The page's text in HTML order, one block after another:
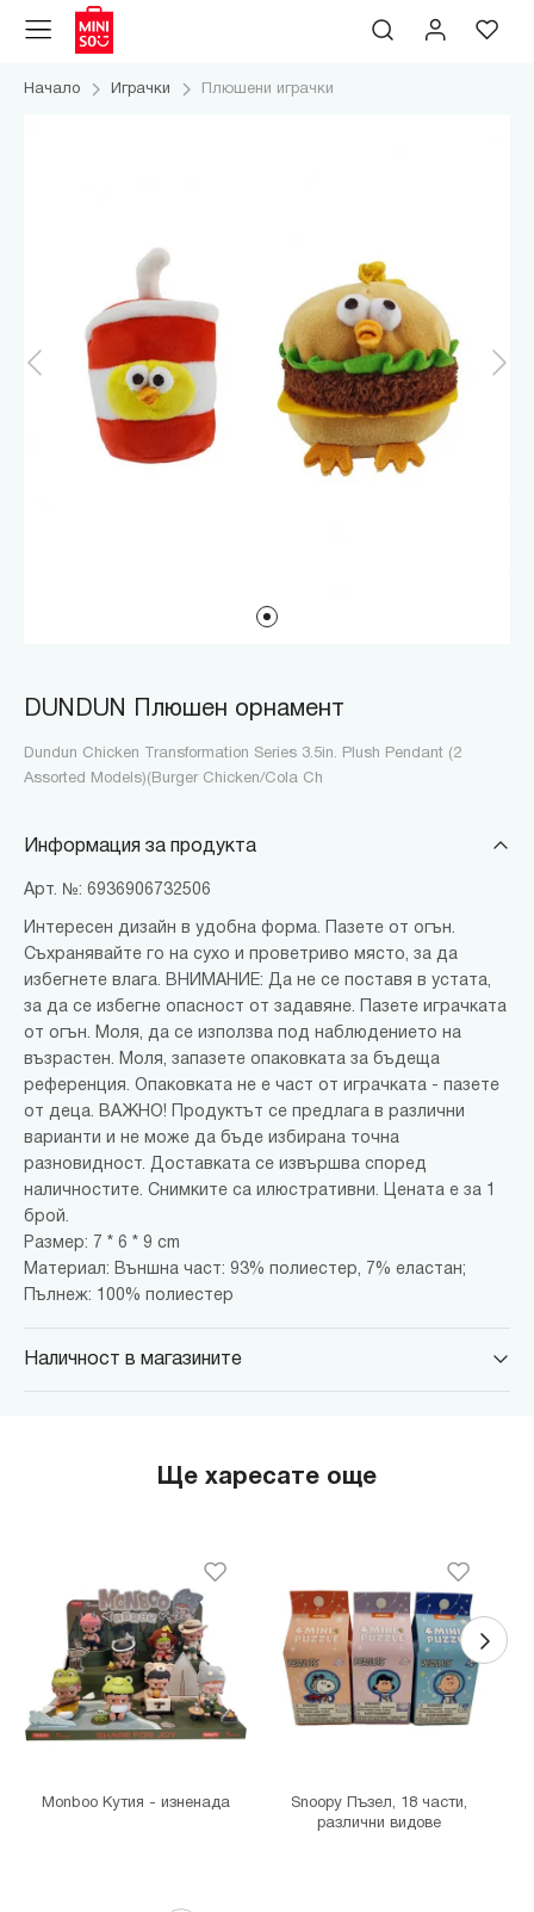
Начало Играчки Плюшени играчки
DUNDUN Плюшен орнамент
Dundun Chicken Transformation Series 3.5in. Plush Pendant (2
Assorted Models)(Burger Chicken/Cola Ch
Информация за продукта
Арт. №: 6936906732506
Интересен дизайн в удобна форма. Пазете от огън.
Съхранявайте го на сухо и проветриво място, за да
избегнете влага. ВНИМАНИЕ: Да не се поставя в устата,
за да се избегне опасност от задавяне. Пазете играчката
от огън. Моля, да се използва под наблюдението на
възрастен. Моля, запазете опаковката за бъдеща
референция. Опаковката не е част от играчката - пазете
от деца. ВАЖНО! Продуктът се предлага в различни
варианти и не може да бъде избирана точна
разновидност. Доставката се извършва според
наличностите. Снимките са илюстративни. Цената е за 1
брой.
Размер: 7 * 6 * 9 cm
Материал: Външна част: 93% полиестер, 7% еластан;
Пълнеж: 100% полиестер
Наличност в магазините
MINISO Сердика Център
гр. София, бул."Околовръстен път" №214, София Ринг Мол, ниво
MINISO Денкоглу
гр. София, ул."Денкоглу" №44
MINISO Витоша
гр. София, бул."Витоша" №57
Ще харесате още
Monboo Кутия - изненада
Snoopy Пъзел, 18 части,
различни видове